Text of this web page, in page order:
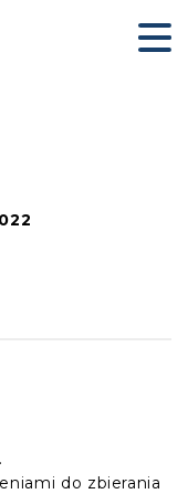
do zbierania